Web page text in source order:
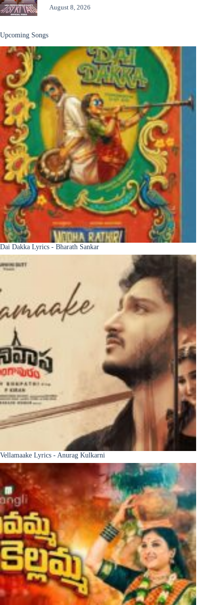
August 8, 2026
Upcoming Songs
Dai Dakka Lyrics - Bharath Sankar
Vellamaake Lyrics - Anurag Kulkarni